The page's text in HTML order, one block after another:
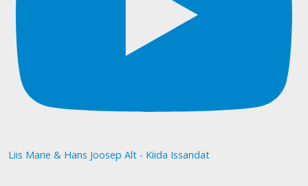
Liis Marie & Hans Joosep Alt - Kiida Issandat